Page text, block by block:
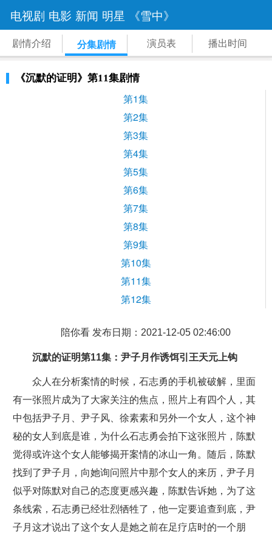
电视剧 电影 新闻 明星 《雪中》
剧情介绍 分集剧情 演员表 播出时间
《沉默的证明》第11集剧情
第1集
第2集
第3集
第4集
第5集
第6集
第7集
第8集
第9集
第10集
第11集
第12集
陪你看 发布日期：2021-12-05 02:46:00
沉默的证明第11集：尹子月作诱饵引王天元上钩
众人在分析案情的时候，石志勇的手机被破解，里面
有一张照片成为了大家关注的焦点，照片上有四个人，其
中包括尹子月、尹子风、徐素素和另外一个女人，这个神
秘的女人到底是谁，为什么石志勇会拍下这张照片，陈默
觉得或许这个女人能够揭开案情的冰山一角。随后，陈默
找到了尹子月，向她询问照片中那个女人的来历，尹子月
似乎对陈默对自己的态度更感兴趣，陈默告诉她，为了这
条线索，石志勇已经壮烈牺牲了，他一定要追查到底，尹
子月这才说出了这个女人是她之前在足疗店时的一个朋